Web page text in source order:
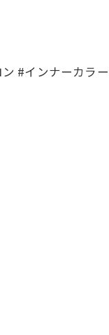
#インナーカラ